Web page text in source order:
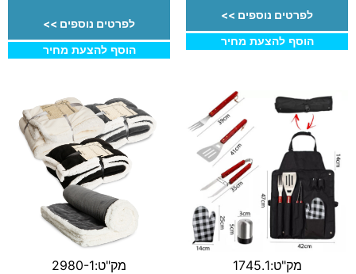
לפרטים נוספים >>
הוסף להצעת מחיר
לפרטים נוספים >>
הוסף להצעת מחיר
מק"ט:1745.1
מק"ט:2980-1